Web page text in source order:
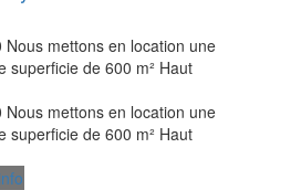
Nous mettons en location une
superficie de 600 m² Haut
Nous mettons en location une
superficie de 600 m² Haut